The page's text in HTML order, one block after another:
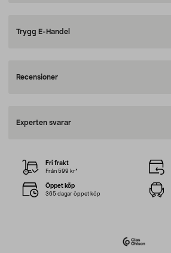
Trygg E-Handel
Recensioner
Experten svarar
Fri frakt
Från 599 kr*
Öppet köp
365 dagar öppet köp